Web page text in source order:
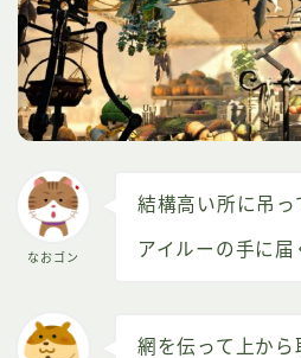
なおゴン
結構高い所に吊っ
アイルーの手に届
網を伝って上から